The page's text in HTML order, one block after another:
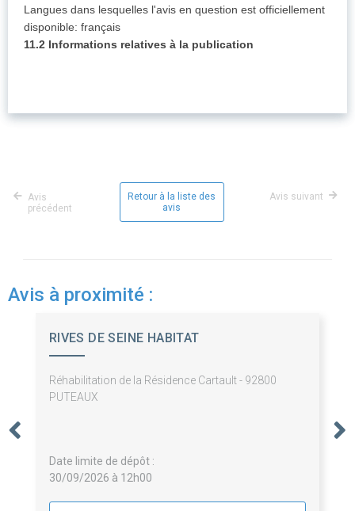
Langues dans lesquelles l'avis en question est officiellement
disponible: français
11.2 Informations relatives à la publication
Avis
précédent
Retour à la liste des
avis
Avis suivant
Avis à proximité :
RIVES DE SEINE HABITAT
Réhabilitation de la Résidence Cartault - 92800
PUTEAUX
Date limite de dépôt :
30/09/2026 à 12h00